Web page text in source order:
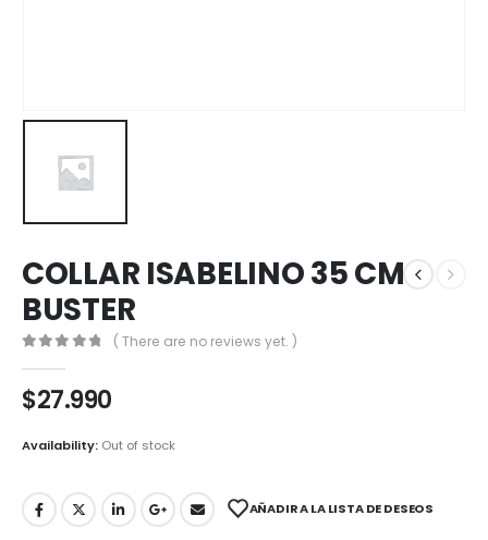
COLLAR ISABELINO 35 CM
BUSTER
( There are no reviews yet. )
$27.990
Availability: Out of stock
AÑADIR A LA LISTA DE DESEOS